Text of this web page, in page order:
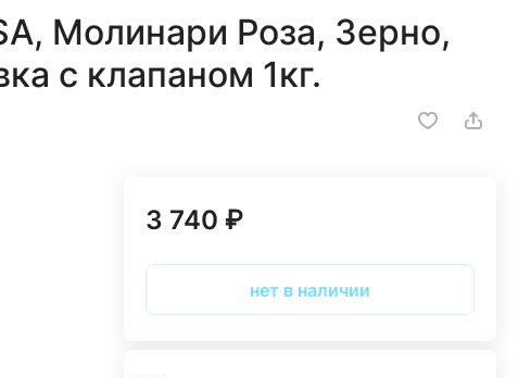
Молинари Роза, Зерно,
с клапаном 1кг.
3 740 ₽
нет в наличии